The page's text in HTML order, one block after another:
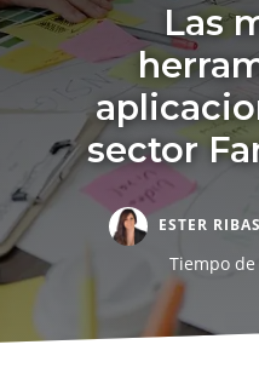
Las
sector
ESTER RIBAS
Tiempo